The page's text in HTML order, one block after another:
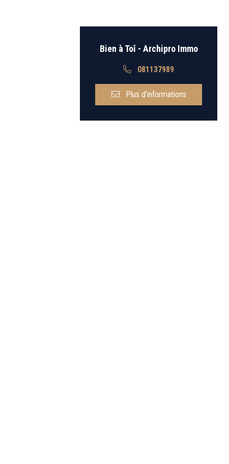
Bien à Toî - Archipro Immo
081137989
Plus d'informations